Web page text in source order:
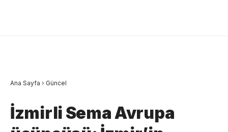
Ana Sayfa › Güncel
İzmirli Sema Avrupa